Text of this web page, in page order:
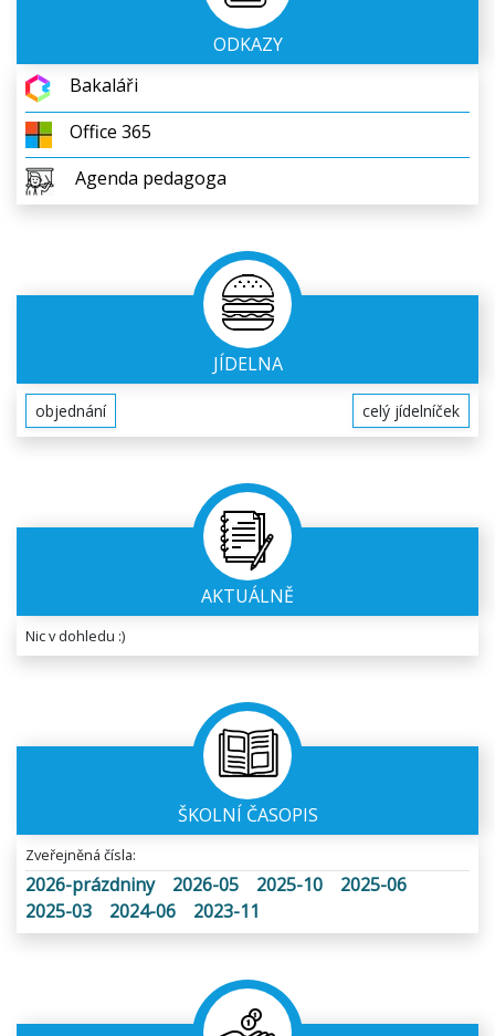
ODKAZY
Bakaláři
Office 365
Agenda pedagoga
JÍDELNA
objednání celý jídelníček
AKTUÁLNĚ
Nic v dohledu :)
ŠKOLNÍ ČASOPIS
Zveřejněná čísla:
2026-prázdniny 2026-05 2025-10
2025-06
2025-03
2024-06 2023-11